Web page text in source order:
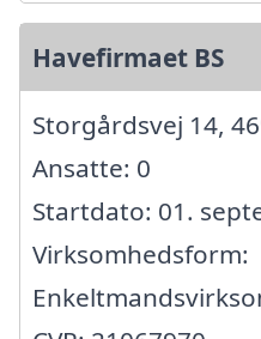
Havefirmaet BS
Storgårdsvej 14,
Ansatte: 0
Startdato: 01.
Virksomhedsform: